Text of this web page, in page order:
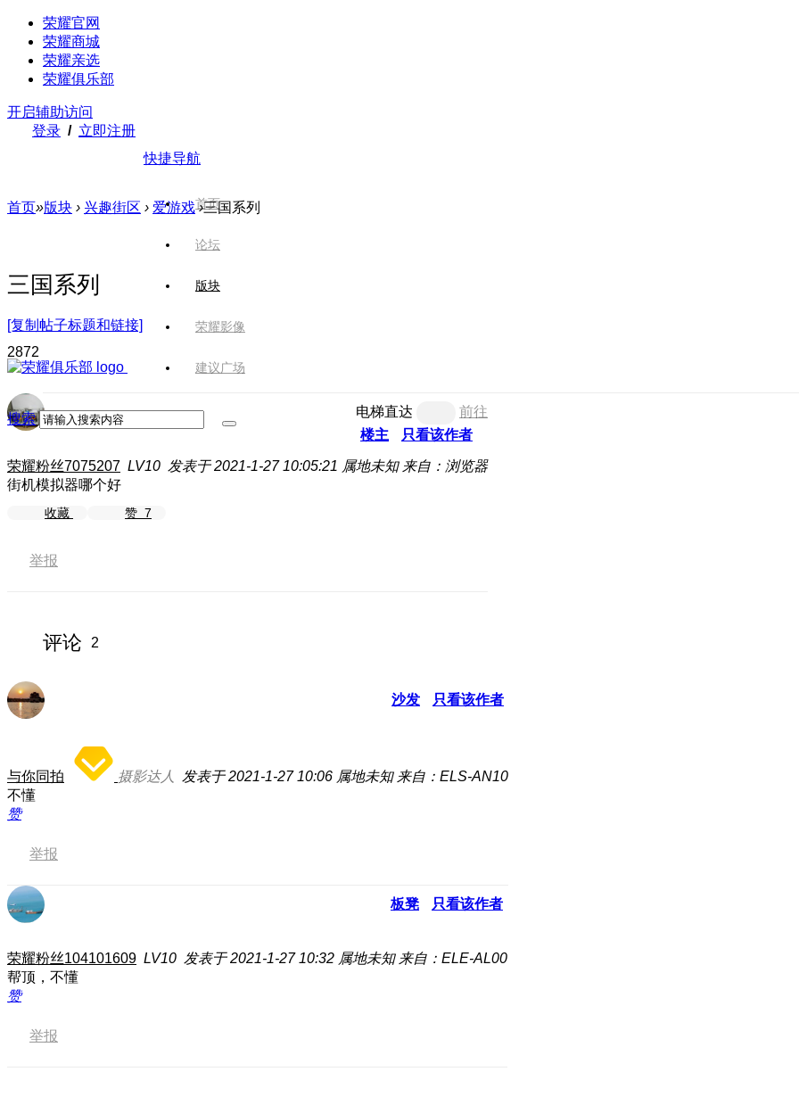
荣耀官网
荣耀商城
荣耀亲选
荣耀俱乐部
开启辅助访问
登录 / 立即注册
快捷导航
首页
论坛
版块
荣耀影像
建议广场
搜索
首页»版块 › 兴趣街区 › 爱游戏 ›三国系列
三国系列
[复制帖子标题和链接]
2872
电梯直达
前往
楼主
只看该作者
荣耀粉丝7075207 LV10 发表于 2021-1-27 10:05:21 属地未知 来自：浏览器
街机模拟器哪个好
收藏 赞 7
举报
评论 2
沙发 只看该作者
与你同拍 摄影达人 发表于 2021-1-27 10:06 属地未知 来自：ELS-AN10
不懂
赞
举报
板凳 只看该作者
荣耀粉丝104101609 LV10 发表于 2021-1-27 10:32 属地未知 来自：ELE-AL00
帮顶，不懂
赞
举报